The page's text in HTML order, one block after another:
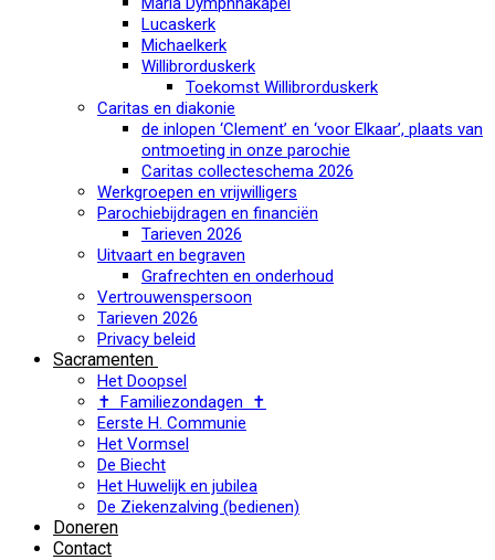
Lucaskerk
Michaelkerk
Willibrorduskerk
Toekomst Willibrorduskerk
Caritas en diakonie
de inlopen ‘Clement’ en ‘voor Elkaar’, plaats van
ontmoeting in onze parochie
Caritas collecteschema 2026
Werkgroepen en vrijwilligers
Parochiebijdragen en financiën
Tarieven 2026
Uitvaart en begraven
Grafrechten en onderhoud
Vertrouwenspersoon
Tarieven 2026
Privacy beleid
Sacramenten
Het Doopsel
✝ Familiezondagen ✝
Eerste H. Communie
Het Vormsel
De Biecht
Het Huwelijk en jubilea
De Ziekenzalving (bedienen)
Doneren
Contact